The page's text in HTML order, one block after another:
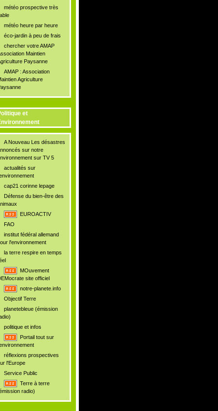
météo prospective très
météo heure par heure
éco-jardin à peu de frais
chercher votre AMAP
Maintien
Paysanne
AMAP : Association
Agriculture
et
A Nouveau Les désastres
sur notre
sur TV 5
actualités sur
cap21 corinne lepage
Défense du bien-être des
EUROACTIV
FAO
institut fédéral allemand
l'environnement
la terre respire en temps
MOuvement
site officiel
notre-planete.info
Objectif Terre
planetebleue (émission
politique et infos
Portail tout sur
réflexions prospectives
l'Europe
Service Public
Terre à terre
radio)